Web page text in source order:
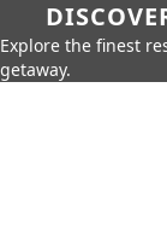
Explore the finest
getaway.